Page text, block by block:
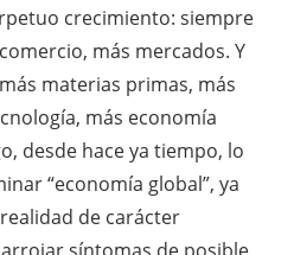
crecimiento: siempre
más mercados. Y
materias primas, más
más economía
desde hace ya tiempo, lo
“economía global”, ya
de carácter